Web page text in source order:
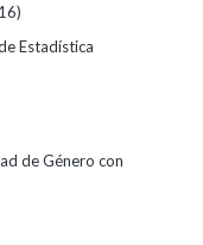
Estadística
de Género con